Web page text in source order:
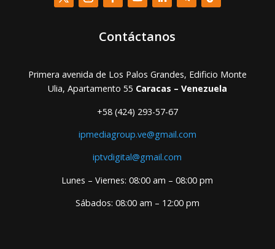
Contáctanos
Primera avenida de Los Palos Grandes, Edificio Monte
Ulia, Apartamento 55 Caracas – Venezuela
+58 (424) 293-57-67
ipmediagroup.ve@gmail.com
iptvdigital@gmail.com
Lunes – Viernes: 08:00 am – 08:00 pm
Sábados: 08:00 am – 12:00 pm